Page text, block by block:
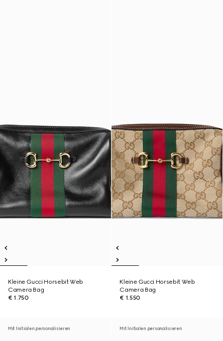
Kleine Gucci Horsebit Web
Camera Bag
€ 1.750
Kleine Gucci Horsebit Web
Camera Bag
€ 1.550
Mit Initialen personalisieren Mit Initialen personalisieren